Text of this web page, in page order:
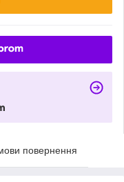
повернення